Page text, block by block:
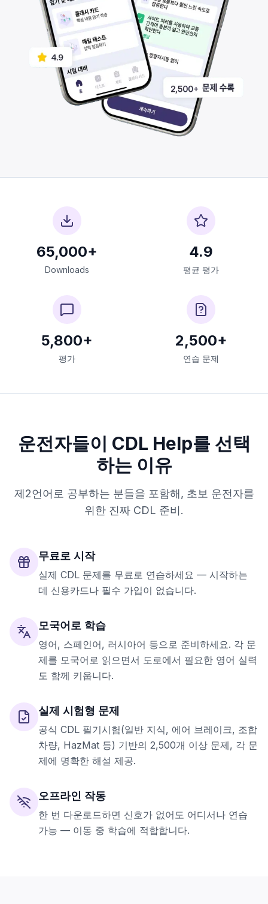
65,000+
Downloads
4.9
평균 평가
5,800+
평가
2,500+
연습 문제
운전자들이 CDL Help를 선택
하는 이유
제2언어로 공부하는 분들을 포함해, 초보 운전자를
위한 진짜 CDL 준비.
무료로 시작
실제 CDL 문제를 무료로 연습하세요 — 시작하는
데 신용카드나 필수 가입이 없습니다.
모국어로 학습
영어, 스페인어, 러시아어 등으로 준비하세요. 각 문
제를 모국어로 읽으면서 도로에서 필요한 영어 실력
도 함께 키웁니다.
실제 시험형 문제
공식 CDL 필기시험(일반 지식, 에어 브레이크, 조합
차량, HazMat 등) 기반의 2,500개 이상 문제, 각 문
제에 명확한 해설 제공.
오프라인 작동
한 번 다운로드하면 신호가 없어도 어디서나 연습
가능 — 이동 중 학습에 적합합니다.